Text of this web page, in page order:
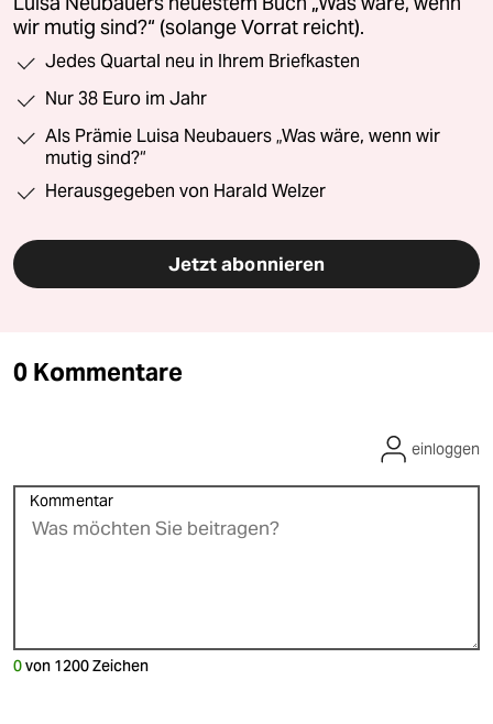
wir mutig sind?“ (solange Vorrat reicht).
Jedes Quartal neu in Ihrem Briefkasten
Nur 38 Euro im Jahr
Als Prämie Luisa Neubauers „Was wäre, wenn wir
mutig sind?“
Herausgegeben von Harald Welzer
Jetzt abonnieren
0 Kommentare
Kommentar
0von 1200Zeichen
einloggen